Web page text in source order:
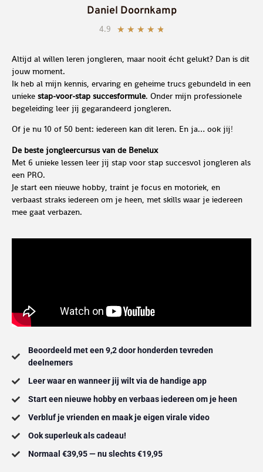
Daniel Doornkamp
4.9 ★ ★ ★ ★ ★
Altijd al willen leren jongleren, maar nooit écht gelukt? Dan is dit
jouw moment.
Ik heb al mijn kennis, ervaring en geheime trucs gebundeld in een
unieke stap-voor-stap succesformule. Onder mijn professionele
begeleiding leer jij gegarandeerd jongleren.
Of je nu 10 of 50 bent: iedereen kan dit leren. En ja… ook jij!
De beste jongleercursus van de Benelux
Met 6 unieke lessen leer jij stap voor stap succesvol jongleren als
een PRO.
Je start een nieuwe hobby, traint je focus en motoriek, en
verbaast straks iedereen om je heen, met skills waar je iedereen
mee gaat verbazen.
Beoordeeld met een 9,2 door honderden tevreden
deelnemers
Leer waar en wanneer jij wilt via de handige app
Start een nieuwe hobby en verbaas iedereen om je heen
Verbluf je vrienden en maak je eigen virale video
Ook superleuk als cadeau!
Normaal €39,95 — nu slechts €19,95